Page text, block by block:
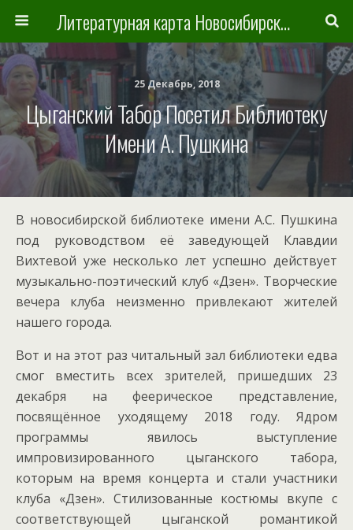
Литературная карта Новосибирска и Новосибирской области
25 Декабрь, 2018
Цыганский Табор Посетил Библиотеку
Имени А. Пушкина
В новосибирской библиотеке имени А.С. Пушкина
под руководством её заведующей Клавдии
Вихтевой уже несколько лет успешно действует
музыкально-поэтический клуб «Дзен». Творческие
вечера клуба неизменно привлекают жителей
нашего города.
Вот и на этот раз читальный зал библиотеки едва
смог вместить всех зрителей, пришедших 23
декабря на феерическое представление,
посвящённое уходящему 2018 году. Ядром
программы явилось выступление
импровизированного цыганского табора,
которым на время концерта и стали участники
клуба «Дзен». Стилизованные костюмы вкупе с
соответствующей цыганской романтикой